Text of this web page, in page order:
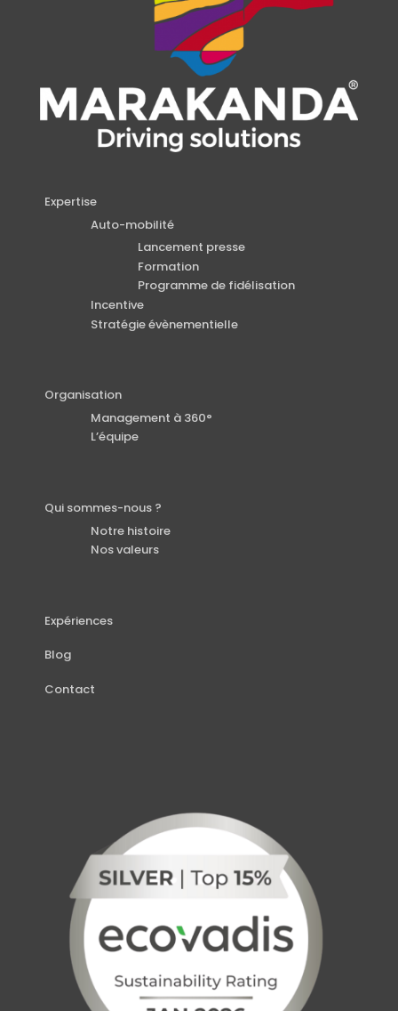
Expertise
Auto-mobilité
Lancement presse
Formation
Programme de fidélisation
Incentive
Stratégie évènementielle
Organisation
Management à 360°
L’équipe
Qui sommes-nous ?
Notre histoire
Nos valeurs
Expériences
Blog
Contact